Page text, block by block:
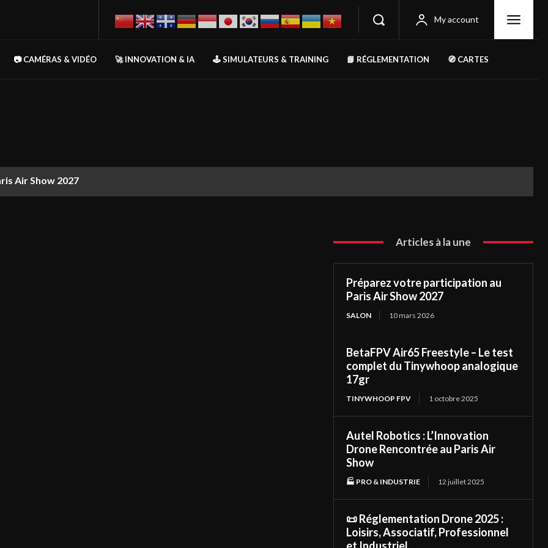
My account
📷 CAMÉRAS & VIDÉO 🚀 INNOVATION & IA 🕹️ SIMULATEURS & TRAINING 📘 RÉGLEMENTATION 🧭 CARTES
Air Show 2027
Articles à la une
Préparez votre participation au
Paris Air Show 2027
SALON 10 mars 2026
BetaFPV Air65 Freestyle – Le test
complet du Tinywhoop analogique
17gr
TINYWHOOP FPV 1 octobre 2025
Autel Robotics : L’Innovation
Drone Rencontrée au Paris Air
Show
🏭 PRO & INDUSTRIE 12 juillet 2025
📜 Réglementation Drone 2025 :
Loisirs, Associatif, Professionnel